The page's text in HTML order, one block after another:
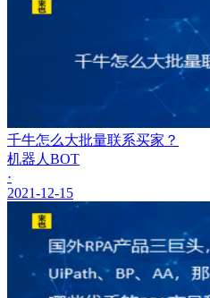
千牛怎么大批量联系买家？
机器人BOT
·
2021-12-15